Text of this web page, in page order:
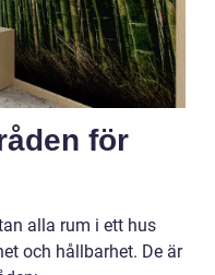
för
alla rum i ett hus
och hållbarhet. De är